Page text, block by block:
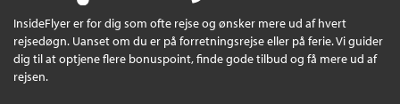
InsideFlyer er for dig som ofte rejse og ønsker mere ud af hvert
rejsedøgn. Uanset om du er på forretningsrejse eller på ferie. Vi guider
dig til at optjene flere bonuspoint, finde gode tilbud og få mere ud af
rejsen.